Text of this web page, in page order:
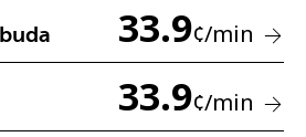
una minúscula
33.9¢/min
33.9¢/min